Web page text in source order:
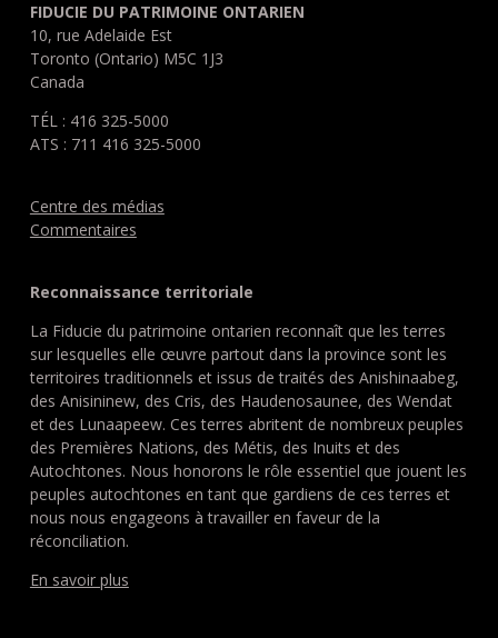
FIDUCIE DU PATRIMOINE ONTARIEN
10, rue Adelaide Est
Toronto (Ontario) M5C 1J3
Canada
TÉL : 416 325-5000
ATS : 711 416 325-5000
Centre des médias
Commentaires
Reconnaissance territoriale
La Fiducie du patrimoine ontarien reconnaît que les terres
sur lesquelles elle œuvre partout dans la province sont les
territoires traditionnels et issus de traités des Anishinaabeg,
des Anisininew, des Cris, des Haudenosaunee, des Wendat
et des Lunaapeew. Ces terres abritent de nombreux peuples
des Premières Nations, des Métis, des Inuits et des
Autochtones. Nous honorons le rôle essentiel que jouent les
peuples autochtones en tant que gardiens de ces terres et
nous nous engageons à travailler en faveur de la
réconciliation.
En savoir plus